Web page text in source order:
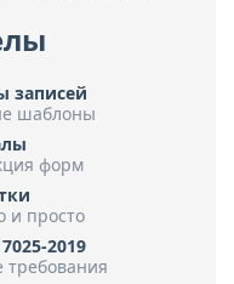
записей
шаблоны
форм
и просто
2019